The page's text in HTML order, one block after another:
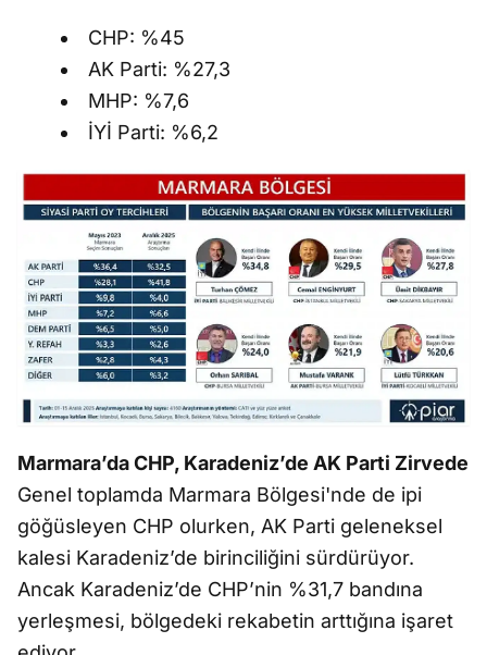
CHP: %45
AK Parti: %27,3
MHP: %7,6
İYİ Parti: %6,2
Marmara’da CHP, Karadeniz’de AK Parti Zirvede
Genel toplamda Marmara Bölgesi'nde de ipi
göğüsleyen CHP olurken, AK Parti geleneksel
kalesi Karadeniz’de birinciliğini sürdürüyor.
Ancak Karadeniz’de CHP’nin %31,7 bandına
yerleşmesi, bölgedeki rekabetin arttığına işaret